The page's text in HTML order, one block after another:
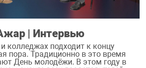
| Интервью
колледжах подходит к концу
пора. Традиционно в это время
День молодёжи. В этом году в